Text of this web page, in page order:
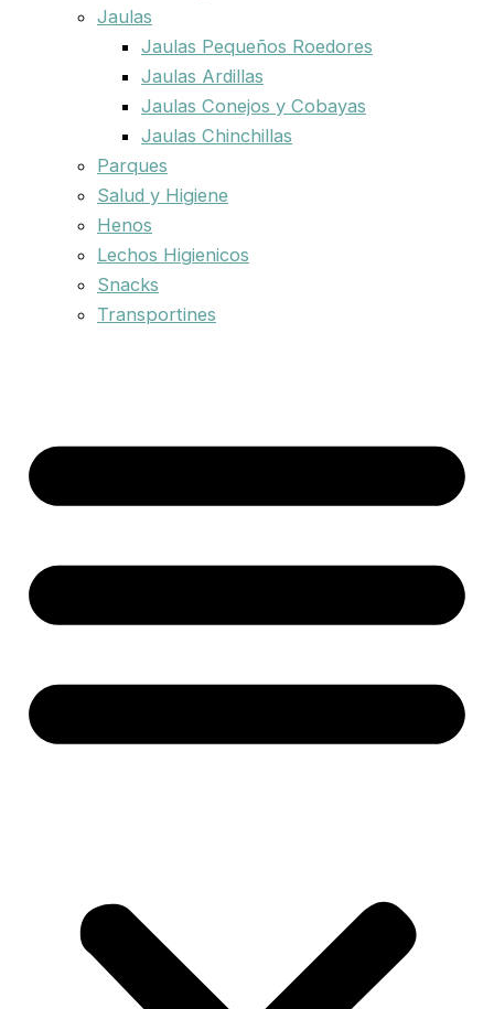
Jaulas
Jaulas Pequeños Roedores
Jaulas Ardillas
Jaulas Conejos y Cobayas
Jaulas Chinchillas
Parques
Salud y Higiene
Henos
Lechos Higienicos
Snacks
Transportines